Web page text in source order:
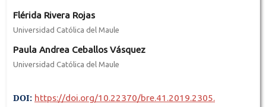
Flérida Rivera Rojas
Universidad Católica del Maule
Paula Andrea Ceballos Vásquez
Universidad Católica del Maule
DOI: https://doi.org/10.22370/bre.41.2019.2305.